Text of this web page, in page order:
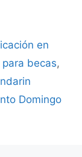
en
becas,
Domingo